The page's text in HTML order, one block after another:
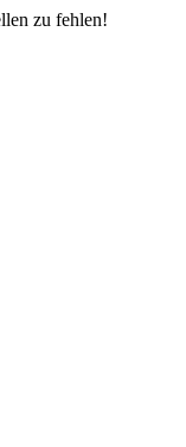
zu fehlen!